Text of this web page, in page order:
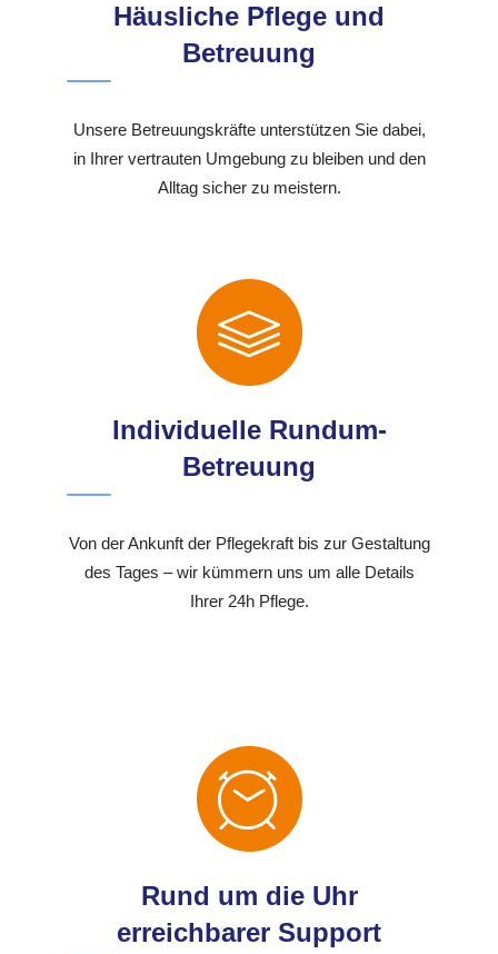
Häusliche Pflege und
Betreuung
Unsere Betreuungskräfte unterstützen Sie dabei,
in Ihrer vertrauten Umgebung zu bleiben und den
Alltag sicher zu meistern.
Individuelle Rundum-
Betreuung
Von der Ankunft der Pflegekraft bis zur Gestaltung
des Tages – wir kümmern uns um alle Details
Ihrer 24h Pflege.
Rund um die Uhr
erreichbarer Support